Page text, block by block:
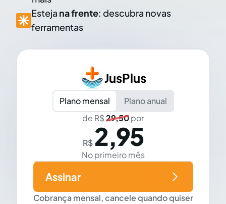
Esteja na frente: descubra novas
ferramentas
JusPlus
Plano mensal
Plano anual
de R$29,50por
R$ 2,95
No primeiro mês
Cobrança mensal, cancele quando quiser
Assinar